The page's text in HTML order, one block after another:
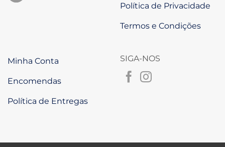
Política de Privacidade
Termos e Condições
Minha Conta
Encomendas
Política de Entregas
SIGA-NOS